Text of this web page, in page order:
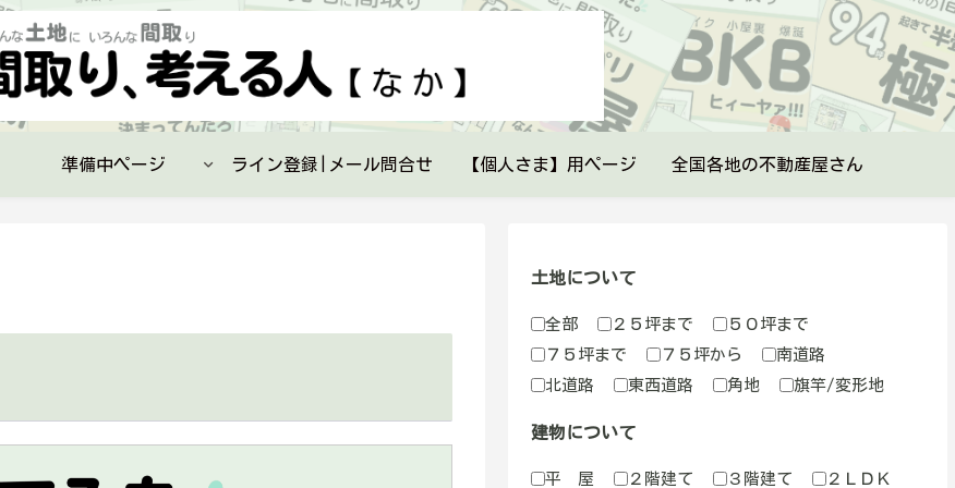
準備中ページ ライン登録|メール問合せ 【個人さま】用ページ 全国各地の不動産屋さん
土地について
全部 ２５坪まで
５０坪まで
７５坪まで
７５坪から
南道路
北道路
東西道路 角地 旗竿/変形地
建物について
平 屋 ２階建て ３階建て ２ＬＤＫ